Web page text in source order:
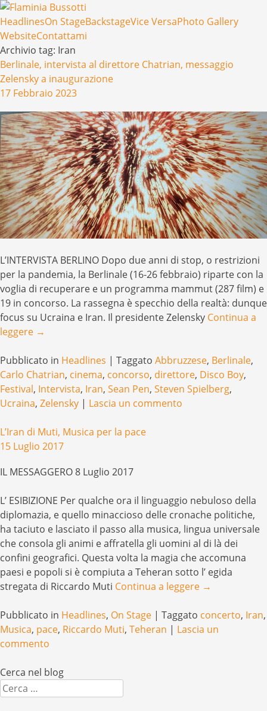
Menu
Salta il contenuto
HeadlinesOn StageBackstageVice VersaPhoto Gallery
WebsiteContattami
Archivio tag: Iran
Berlinale, intervista al direttore Chatrian, messaggio
Zelensky a inaugurazione
17 Febbraio 2023
L’INTERVISTA BERLINO Dopo due anni di stop, o restrizioni
per la pandemia, la Berlinale (16-26 febbraio) riparte con la
voglia di recuperare e un programma mammut (287 film) e
19 in concorso. La rassegna è specchio della realtà: dunque
focus su Ucraina e Iran. Il presidente Zelensky Continua a
leggere →
Pubblicato in Headlines | Taggato Abbruzzese, Berlinale,
Carlo Chatrian, cinema, concorso, direttore, Disco Boy,
Festival, Intervista, Iran, Sean Pen, Steven Spielberg,
Ucraina, Zelensky | Lascia un commento
L’Iran di Muti, Musica per la pace
15 Luglio 2017
IL MESSAGGERO 8 Luglio 2017
L’ ESIBIZIONE Per qualche ora il linguaggio nebuloso della
diplomazia, e quello minaccioso delle cronache politiche,
ha taciuto e lasciato il passo alla musica, lingua universale
che consola gli animi e affratella gli uomini al di là dei
confini geografici. Questa volta la magia che accomuna
paesi e popoli si è compiuta a Teheran sotto l’ egida
stregata di Riccardo Muti Continua a leggere →
Pubblicato in Headlines, On Stage | Taggato concerto, Iran,
Musica, pace, Riccardo Muti, Teheran | Lascia un
commento
Cerca nel blog
Cerca